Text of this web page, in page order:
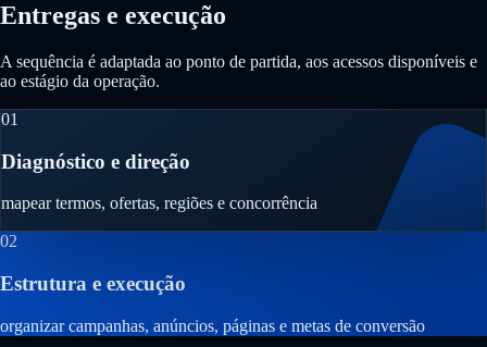
Entregas e execução
A sequência é adaptada ao ponto de partida, aos acessos disponíveis e
ao estágio da operação.
01
Diagnóstico e direção
mapear termos, ofertas, regiões e concorrência
02
Estrutura e execução
organizar campanhas, anúncios, páginas e metas de conversão